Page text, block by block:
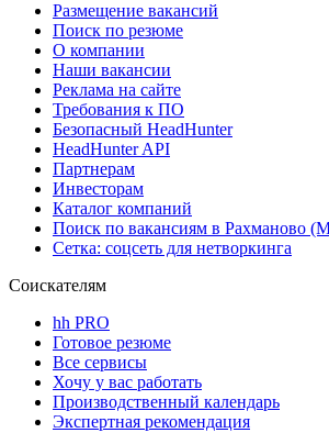
Размещение вакансий
Поиск по резюме
О компании
Наши вакансии
Реклама на сайте
Требования к ПО
Безопасный HeadHunter
HeadHunter API
Партнерам
Инвесторам
Каталог компаний
Поиск по вакансиям в Рахманово
Сетка: соцсеть для нетворкинга
Соискателям
hh PRO
Готовое резюме
Все сервисы
Хочу у вас работать
Производственный календарь
Экспертная рекомендация